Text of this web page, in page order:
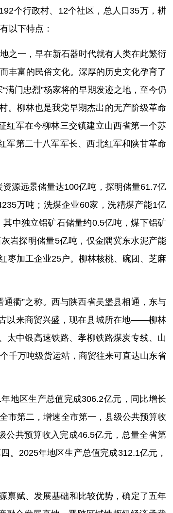
192个行政村、 12个社区，总人口35万，耕
有以下特点：
之一，早在新石器时代就有人类在此繁衍
丰富的民俗文化。深厚的历史文化孕育了
满门忠烈”杨家将的早期发迹之地，至今仍
。柳林也是我党早期杰出的无产阶级革命
红军在今柳林三交镇建立山西省第一个苏
军第二十八军军长、西北红军和陕甘革命
资源远景储量达100亿吨，探明储量61.7亿
235万吨；洗煤企业60家 ，洗精煤产能1亿
其中独立铝矿石储量约0.5亿吨，煤下铝矿
岩探明储量5亿吨， 仅金隅冀东水泥产能
枣加工企业25户。柳林核桃、碗团、芝麻
通衢”之称。西与陕西省吴堡县相通，东与
以来商贸兴盛，现在县城所在地——柳林
太中银高速铁路、孝柳铁路煤炭专线、 山
千万吨级货运站，商贸往来可直达山东省
年地区生产总值完成306.2亿元，同比增长
全市第二，增速全市第一，县级公共预算收
公共预算收入完成46.5亿元，总量全省第
。 2025年地区生产总值完成312.1亿元，
禀赋、发展基础和比较优势，确定了五年